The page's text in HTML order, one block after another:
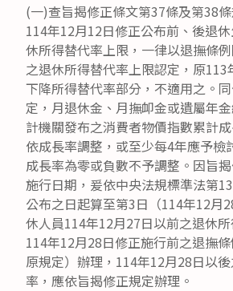
(一)查旨揭修正條文第37條及第38
114年12月12日修正公布前、後退
休所得替代率上限，一律以退撫條
之退休所得替代率上限認定，原113
下降所得替代率部分，不適用之。
定，月退休金、月撫卹金或遺屬年
計機關發布之消費者物價指數累計
依成長率調整，或至少每4年應予檢
成長率為零或負數不予調整。因旨
施行日期，爰依中央法規標準法第
公布之日起算至第3日（114年12月
休人員114年12月27日以前之退休
114年12月28日修正施行前之退撫
原規定）辦理，114年12月28日以
率，應依旨揭修正規定辦理。